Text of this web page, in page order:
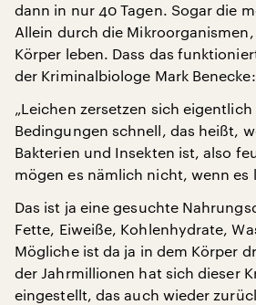
dann in nur 40 Tagen. Sogar die
Allein durch die
Körper leben. Dass das
der Kriminalbiologe Mark Benecke:
„Leichen zersetzen sich
Bedingungen schnell, das heißt,
Bakterien und Insekten ist, also
mögen es nämlich nicht, wenn es
Das ist ja eine gesuchte
Fette, Eiweiße, Kohlenhydrate,
Mögliche ist da ja in dem Körper
der Jahrmillionen hat sich dieser
eingestellt, das auch wieder